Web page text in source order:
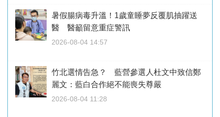
暑假腸病毒升溫！1歲童睡夢反覆肌抽躍送
醫 醫籲留意重症警訊
2026-08-04 14:57
竹北選情告急？ 藍營參選人杜文中致信鄭
麗文：藍白合作絕不能喪失尊嚴
2026-08-04 11:28